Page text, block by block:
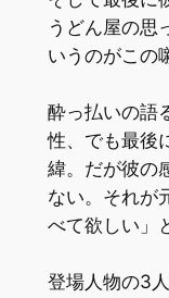
うどん屋の思
いうのがこの
酔っ払いの語
性、でも最後
緯。だが彼の
ない。それが
べて欲しい」
登場人物の3